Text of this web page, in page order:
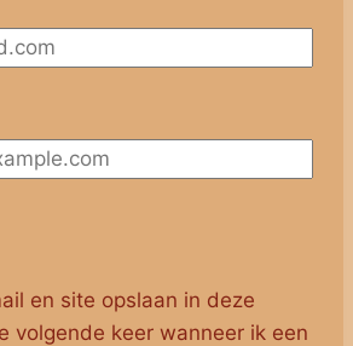
en site opslaan in deze
volgende keer wanneer ik een